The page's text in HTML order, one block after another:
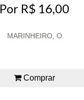
Por R$ 16,00
MARINHEIRO, O
Comprar